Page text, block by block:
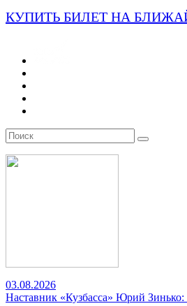
КУПИТЬ БИЛЕТ НА
03.08.2026
Наставник «Кузбасса» Юрий Зинько: